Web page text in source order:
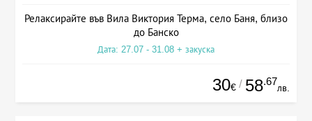
Релаксирайте във Вила Виктория Терма, село Баня, близо
до Банско
Дата: 27.07 - 31.08 + закуска
30€ / 58.67
лв.